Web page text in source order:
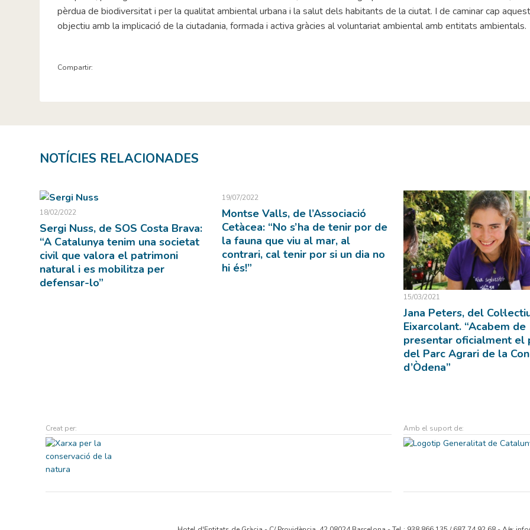
pèrdua de biodiversitat i per la qualitat ambiental urbana i la salut dels habitants de la ciutat. I de caminar cap
objectiu amb la implicació de la ciutadania, formada i activa gràcies al voluntariat ambiental amb entitats ambientals.
Compartir:
NOTÍCIES RELACIONADES
18/02/2022
Sergi Nuss, de SOS Costa Brava:
“A Catalunya tenim una societat
civil que valora el patrimoni
natural i es mobilitza per
defensar-lo”
19/07/2022
Montse Valls, de l’Associació
Cetàcea: “No s’ha de tenir por de
la fauna que viu al mar, al
contrari, cal tenir por si un dia no
hi és!”
15/03/2021
Jana Peters, del
Eixarcolant. “Acabem de
presentar oficialment el
del Parc Agrari de la
d’Òdena”
Creat per: Amb el suport de: